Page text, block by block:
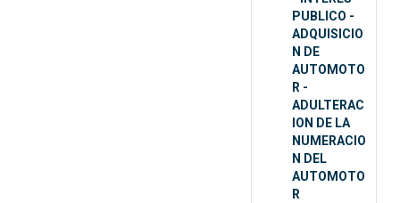
PUBLICO -
ADQUISICIO
N DE
AUTOMOTO
R -
ADULTERAC
ION DE LA
NUMERACIO
N DEL
AUTOMOTO
R